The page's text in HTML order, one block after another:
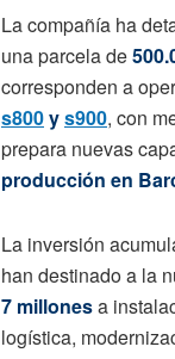
La compañía ha
una parcela de
corresponden a
s800ys900, con
prepara nuevas
producción en
La inversión
han destinado a la
7 millonesa
logística,